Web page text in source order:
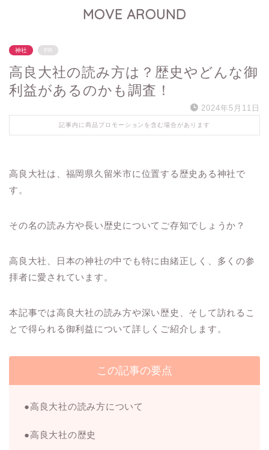
MOVE AROUND
神社 PR
高良大社の読み方は？歴史やどんな御
利益があるのかも調査！
2024年5月11日
記事内に商品プロモーションを含む場合があります
高良大社は、福岡県久留米市に位置する歴史ある神社で
す。
その名の読み方や長い歴史についてご存知でしょうか？
高良大社、日本の神社の中でも特に由緒正しく、多くの参
拝者に愛されています。
本記事では高良大社の読み方や深い歴史、そして訪れるこ
とで得られる御利益について詳しくご紹介します。
この記事の要点
●高良大社の読み方について
●高良大社の歴史